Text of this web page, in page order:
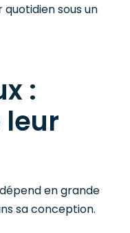
sous un
:
en grande
sa conception.